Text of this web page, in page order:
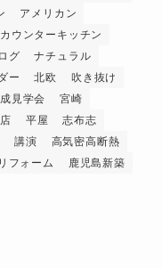
アメリカン
カウンターキッチン
グ
ナチュラル
ー 北欧
吹き抜け
見学会
宮崎
平屋
志布志
講演
高気密高断熱
フォーム
鹿児島新築